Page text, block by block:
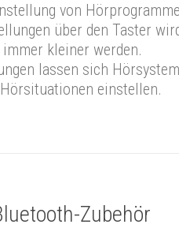
von
über den Taster
kleiner werden.
lassen sich
einstellen.
Zubehör